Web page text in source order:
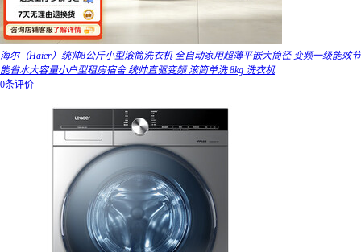
海尔（Haier）统帅8公斤小型滚筒洗衣机 全自动家用超薄平嵌大筒径 变频一级能效节
能省水大容量小户型租房宿舍 统帅直驱变频 滚筒单洗 8kg 洗衣机
0条评价